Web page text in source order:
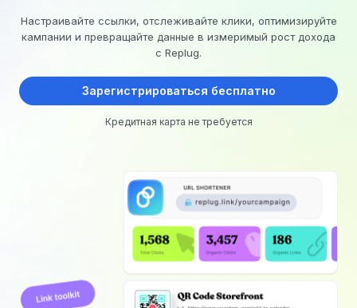
Настраивайте ссылки, отслеживайте клики, оптимизируйте
кампании и превращайте данные в измеримый рост дохода
с Replug.
Зарегистрироваться бесплатно
Кредитная карта не требуется